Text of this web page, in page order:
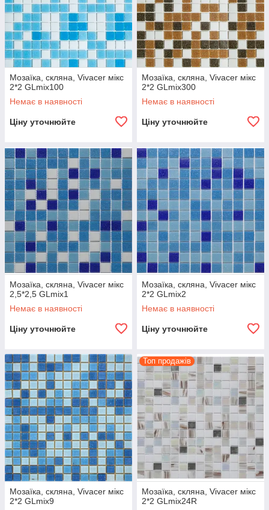
Мозаїка, скляна, Vivacer мікс
2*2 GLmix100
Немає в наявності
Ціну уточнюйте
Мозаїка, скляна, Vivacer мікс
2*2 GLmix300
Немає в наявності
Ціну уточнюйте
Мозаїка, скляна, Vivacer мікс
2,5*2,5 GLmix1
Немає в наявності
Ціну уточнюйте
Мозаїка, скляна, Vivacer мікс
2*2 GLmix2
Немає в наявності
Ціну уточнюйте
Мозаїка, скляна, Vivacer мікс
2*2 GLmix9
Топ продажів
Мозаїка, скляна, Vivacer мікс
2*2 GLmix24R